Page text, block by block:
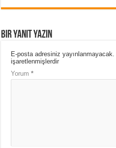
Bir yanıt yazın
E-posta adresiniz yayınlanmayacak.
işaretlenmişlerdir
Yorum*